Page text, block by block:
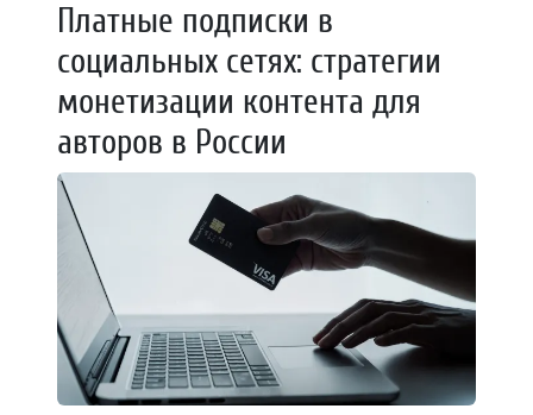
Платные подписки в
социальных сетях: стратегии
монетизации контента для
авторов в России